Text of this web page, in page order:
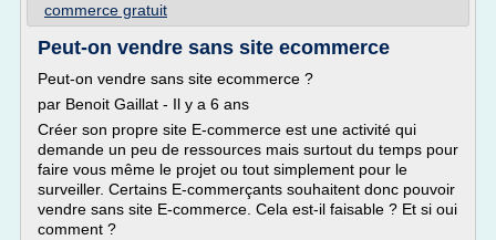
commerce gratuit
Peut-on vendre sans site ecommerce
Peut-on vendre sans site ecommerce ?
par Benoit Gaillat - Il y a 6 ans
Créer son propre site E-commerce est une activité qui
demande un peu de ressources mais surtout du temps pour
faire vous même le projet ou tout simplement pour le
surveiller. Certains E-commerçants souhaitent donc pouvoir
vendre sans site E-commerce. Cela est-il faisable ? Et si oui
comment ?